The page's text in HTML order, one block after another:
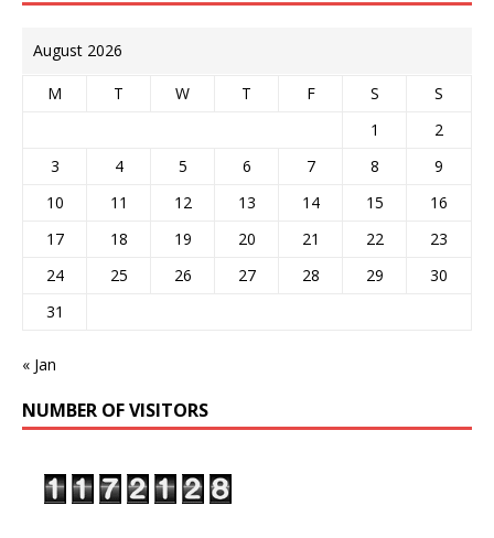
August 2026
M T W T F S
S
1
2
3
4 5 6 7 8
9
10
11 12 13 14 15
16
17
18 19 20 21 22
23
24
25 26 27 28 29
30
31
« Jan
NUMBER OF VISITORS